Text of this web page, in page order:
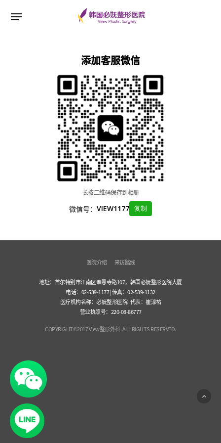
ESC 버튼을 누르면 검색창을 닫을 수 있습니다.
添加客服微信
长按二维码保存到相册
微信号： VIEW1177 复制
医院介绍 来访路线
地址：首尔特别市江南区奉恩寺路107，韩国必妩整形医院大厦
电话：02-539-1177 | 传真：02-539-1132
医疗机构名称：必妩整形医院 | 代表：崔淳祐
营业执照号：220-08-86777
COPYRIGHT©2017 View整形外科. ALL RIGHTS RESERVED.